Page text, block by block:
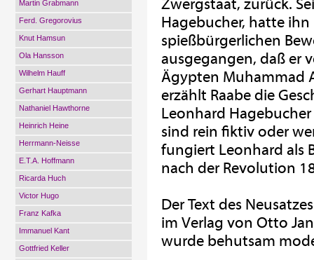
Martin Grabmann
Ferd. Gregorovius
Knut Hamsun
Ola Hansson
Wilhelm Hauff
Gerhart Hauptmann
Nathaniel Hawthorne
Heinrich Heine
Herrmann-Neisse
E.T.A. Hoffmann
Ricarda Huch
Victor Hugo
Franz Kafka
Immanuel Kant
Gottfried Keller
Zwergstaat, zurück.
Hagebucher, hatte
spießbürgerlichen
ausgegangen, daß er
Ägypten Muhammad
erzählt Raabe die
Leonhard
sind rein fiktiv oder
fungiert Leonhard als
nach der Revolution
Der Text des
im Verlag von Otto
wurde behutsam